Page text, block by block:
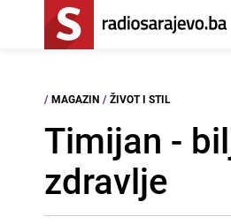
/ MAGAZIN / ŽIVOT I STIL
Timijan -
zdravlje